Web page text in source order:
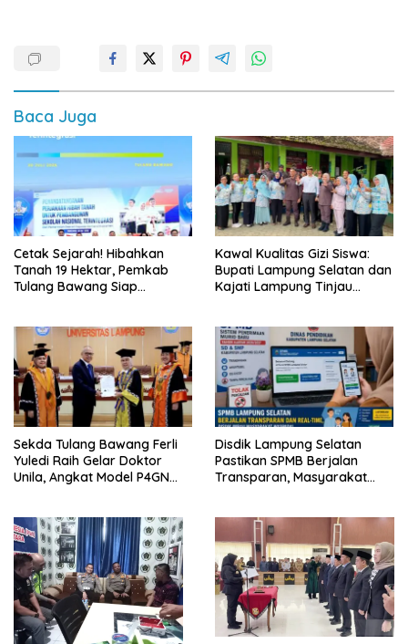
Baca Juga
Cetak Sejarah! Hibahkan
Tanah 19 Hektar, Pemkab
Tulang Bawang Siap
Lampung
Kawal Kualitas Gizi Siswa:
Bupati Lampung Selatan dan
Kajati Lampung Tinjau
Sekda Tulang Bawang Ferli
Yuledi Raih Gelar Doktor
Unila, Angkat Model P4GN
Disdik Lampung Selatan
Pastikan SPMB Berjalan
Transparan, Masyarakat